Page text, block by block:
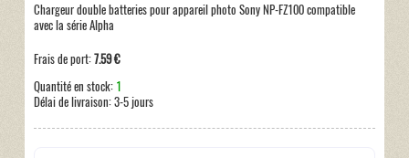
Chargeur double batteries pour appareil photo Sony NP-FZ100 compatible
avec la série Alpha
Frais de port:7.59 €
Quantité en stock: 1
Délai de livraison:3-5 jours